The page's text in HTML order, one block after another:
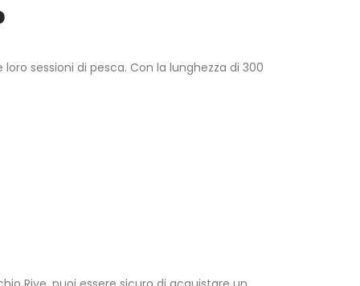
sessioni di pesca. Con la lunghezza di 300